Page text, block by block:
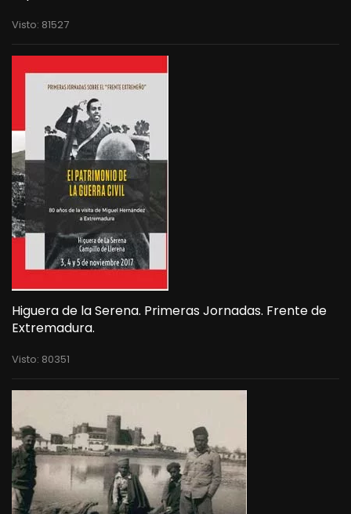
Visto: 81527
Higuera de la Serena. Primeras Jornadas. Frente de
Extremadura.
Visto: 80351